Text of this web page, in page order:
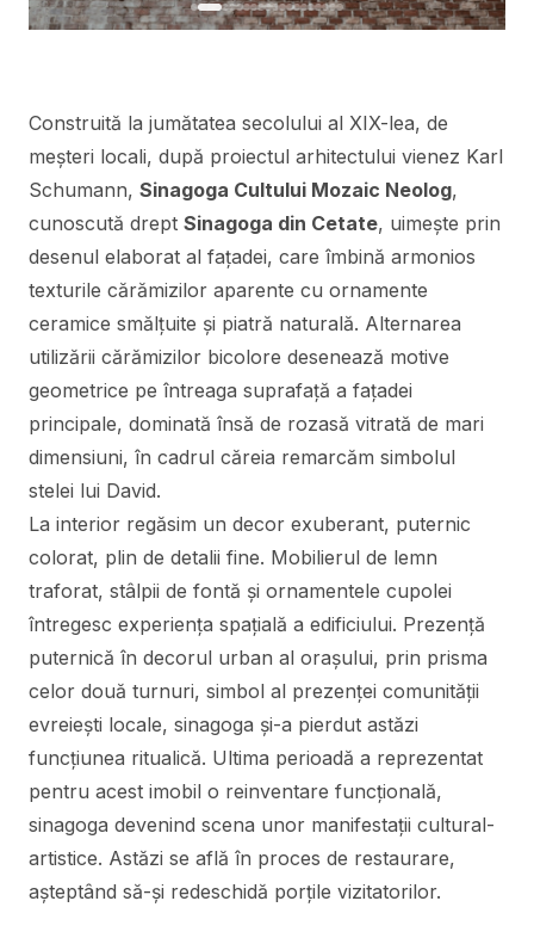
Construită la jumătatea secolului al XIX-lea, de
meșteri locali, după proiectul arhitectului vienez Karl
Schumann, Sinagoga Cultului Mozaic Neolog,
cunoscută drept Sinagoga din Cetate, uimește prin
desenul elaborat al fațadei, care îmbină armonios
texturile cărămizilor aparente cu ornamente
ceramice smălțuite și piatră naturală. Alternarea
utilizării cărămizilor bicolore desenează motive
geometrice pe întreaga suprafață a fațadei
principale, dominată însă de rozasă vitrată de mari
dimensiuni, în cadrul căreia remarcăm simbolul
stelei lui David.
La interior regăsim un decor exuberant, puternic
colorat, plin de detalii fine. Mobilierul de lemn
traforat, stâlpii de fontă și ornamentele cupolei
întregesc experiența spațială a edificiului. Prezență
puternică în decorul urban al orașului, prin prisma
celor două turnuri, simbol al prezenței comunității
evreiești locale, sinagoga și-a pierdut astăzi
funcțiunea ritualică. Ultima perioadă a reprezentat
pentru acest imobil o reinventare funcțională,
sinagoga devenind scena unor manifestații cultural-
artistice. Astăzi se află în proces de restaurare,
așteptând să-și redeschidă porțile vizitatorilor.